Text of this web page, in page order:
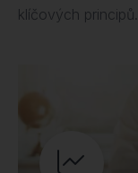
klíčových principů.